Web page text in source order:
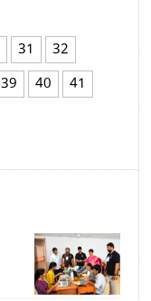
31
32
39 40
41